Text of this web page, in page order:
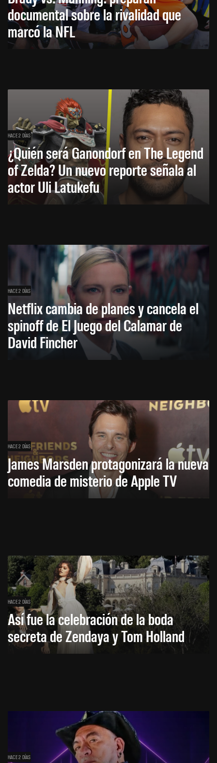
documental sobre la rivalidad que
marcó la NFL
HACE 2 DÍAS
¿Quién será Ganondorf en The Legend
of Zelda? Un nuevo reporte señala al
actor Uli Latukefu
HACE 2 DÍAS
Netflix cambia de planes y cancela el
spinoff de El Juego del Calamar de
David Fincher
HACE 2 DÍAS
James Marsden protagonizará la nueva
comedia de misterio de Apple TV
HACE 2 DÍAS
Así fue la celebración de la boda
secreta de Zendaya y Tom Holland
HACE 2 DÍAS